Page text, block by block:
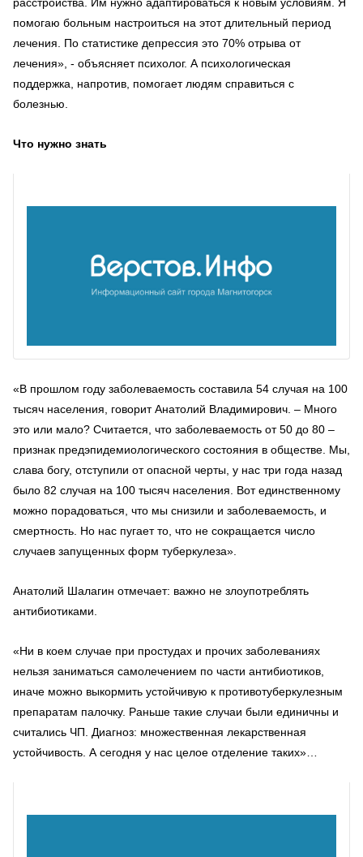
помогаю больным настроиться на этот длительный период
лечения. По статистике депрессия это 70% отрыва от
лечения», - объясняет психолог. А психологическая
поддержка, напротив, помогает людям справиться с
болезнью.
Что нужно знать
«В прошлом году заболеваемость составила 54 случая на 100
тысяч населения, говорит Анатолий Владимирович. – Много
это или мало? Считается, что заболеваемость от 50 до 80 –
признак предэпидемиологического состояния в обществе. Мы,
слава богу, отступили от опасной черты, у нас три года назад
было 82 случая на 100 тысяч населения. Вот единственному
можно порадоваться, что мы снизили и заболеваемость, и
смертность. Но нас пугает то, что не сокращается число
случаев запущенных форм туберкулеза».
Анатолий Шалагин отмечает: важно не злоупотреблять
антибиотиками.
«Ни в коем случае при простудах и прочих заболеваниях
нельзя заниматься самолечением по части антибиотиков,
иначе можно выкормить устойчивую к противотуберкулезным
препаратам палочку. Раньше такие случаи были единичны и
считались ЧП. Диагноз: множественная лекарственная
устойчивость. А сегодня у нас целое отделение таких»…